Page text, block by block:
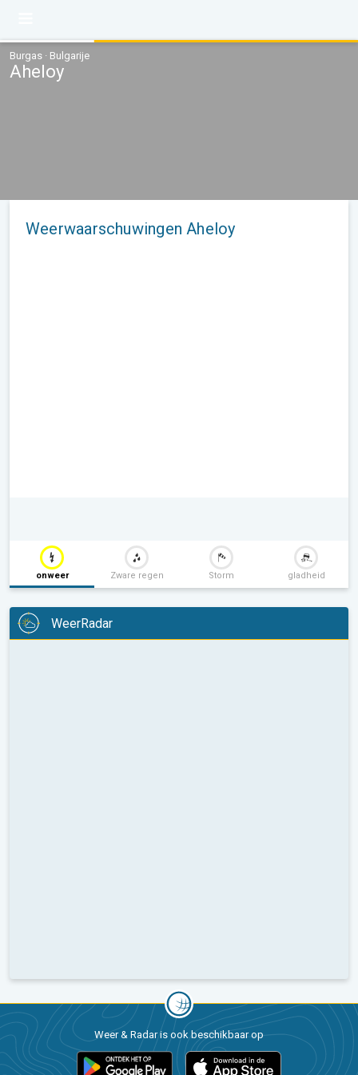
Burgas · Bulgarije
Aheloy
Weerwaarschuwingen Aheloy
onweer Zware regen Storm gladheid
WeerRadar
Weer & Radar is ook beschikbaar op